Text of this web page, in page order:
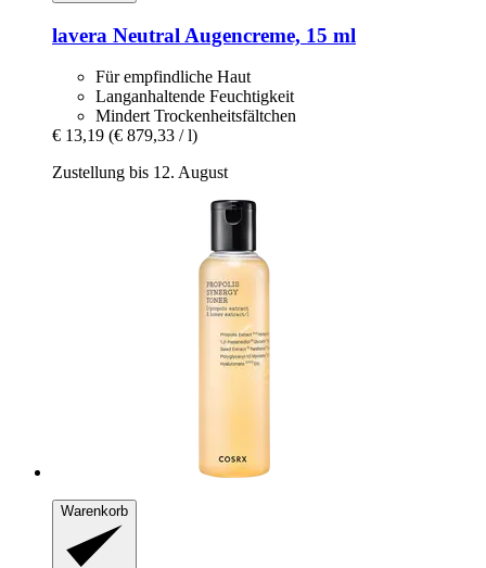
lavera Neutral Augencreme, 15 ml
Für empfindliche Haut
Langanhaltende Feuchtigkeit
Mindert Trockenheitsfältchen
€ 13,19 (€ 879,33 / l)
Zustellung bis 12. August
Warenkorb